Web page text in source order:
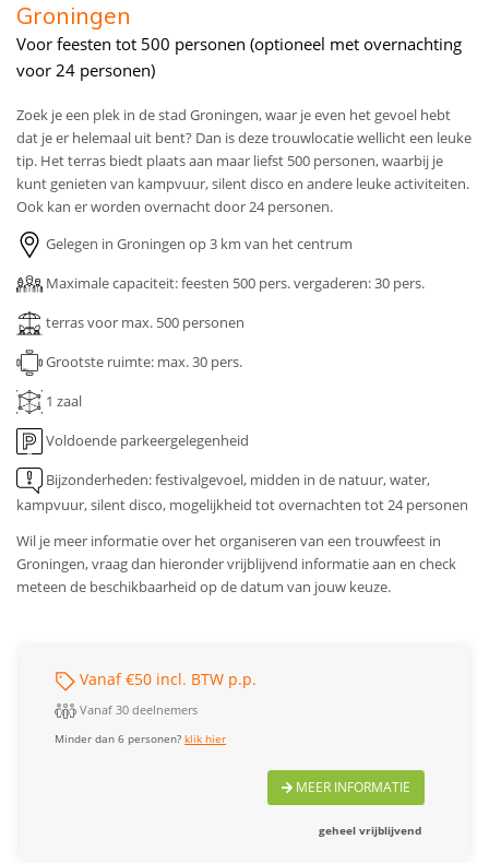
Groningen
Voor feesten tot 500 personen (optioneel met overnachting
voor 24 personen)
Zoek je een plek in de stad Groningen, waar je even het gevoel hebt
dat je er helemaal uit bent? Dan is deze trouwlocatie wellicht een leuke
tip. Het terras biedt plaats aan maar liefst 500 personen, waarbij je
kunt genieten van kampvuur, silent disco en andere leuke activiteiten.
Ook kan er worden overnacht door 24 personen.
Gelegen in Groningen op 3 km van het centrum
Maximale capaciteit: feesten 500 pers. vergaderen: 30 pers.
terras voor max. 500 personen
Grootste ruimte: max. 30 pers.
1 zaal
Voldoende parkeergelegenheid
Bijzonderheden: festivalgevoel, midden in de natuur, water,
kampvuur, silent disco, mogelijkheid tot overnachten tot 24 personen
Wil je meer informatie over het organiseren van een trouwfeest in
Groningen, vraag dan hieronder vrijblijvend informatie aan en check
meteen de beschikbaarheid op de datum van jouw keuze.
Vanaf €50 incl. BTW p.p.
Vanaf 30 deelnemers
Minder dan 6 personen?klik hier
MEER INFORMATIE
geheel vrijblijvend